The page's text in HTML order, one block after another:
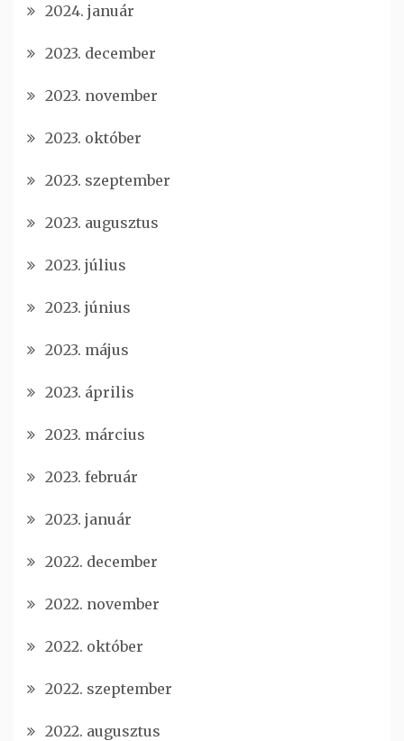
2024. január
2023. december
2023. november
2023. október
2023. szeptember
2023. augusztus
2023. július
2023. június
2023. május
2023. április
2023. március
2023. február
2023. január
2022. december
2022. november
2022. október
2022. szeptember
2022. augusztus